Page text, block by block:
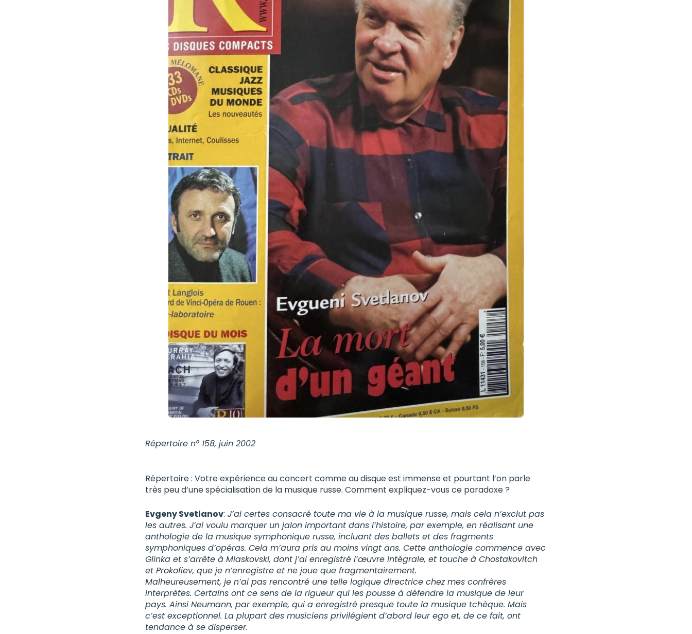
Répertoire n° 158, juin 2002
Répertoire : Votre expérience au concert comme au disque est immense et pourtant l’on parle
très peu d’une spécialisation de la musique russe. Comment expliquez-vous ce paradoxe ?
Evgeny Svetlanov: J’ai certes consacré toute ma vie à la musique russe, mais cela n’exclut pas
les autres. J’ai voulu marquer un jalon important dans l’histoire, par exemple, en réalisant une
anthologie de la musique symphonique russe, incluant des ballets et des fragments
symphoniques d’opéras. Cela m’aura pris au moins vingt ans. Cette anthologie commence avec
Glinka et s’arrête à Miaskovski, dont j’ai enregistré l’œuvre intégrale, et touche à Chostakovitch
et Prokofiev, que je n’enregistre et ne joue que fragmentairement.
Malheureusement, je n’ai pas rencontré une telle logique directrice chez mes confrères
interprètes. Certains ont ce sens de la rigueur qui les pousse à défendre la musique de leur
pays. Ainsi Neumann, par exemple, qui a enregistré presque toute la musique tchèque. Mais
c’est exceptionnel. La plupart des musiciens privilégient d’abord leur ego et, de ce fait, ont
tendance à se disperser.